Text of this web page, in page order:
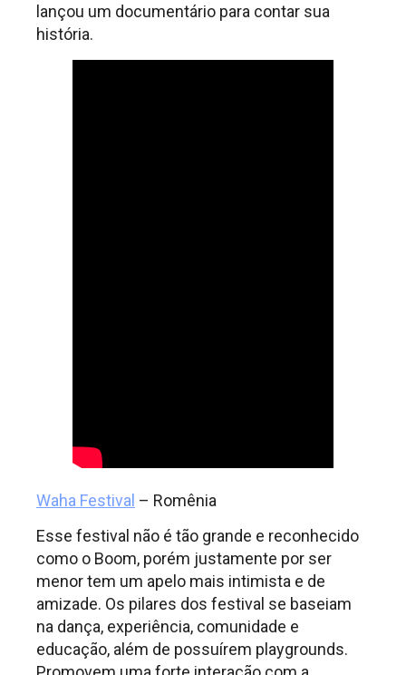
lançou um documentário para contar sua
história.
Waha Festival – Romênia
Esse festival não é tão grande e reconhecido
como o Boom, porém justamente por ser
menor tem um apelo mais intimista e de
amizade. Os pilares dos festival se baseiam
na dança, experiência, comunidade e
educação, além de possuírem playgrounds.